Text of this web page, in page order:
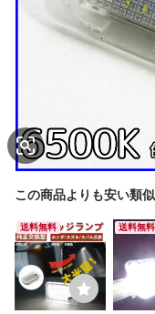
この商品よりも安い類
送料無料 送料無料